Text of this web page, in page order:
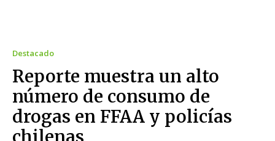
Destacado
Reporte muestra un alto
número de consumo de
drogas en FFAA y policías